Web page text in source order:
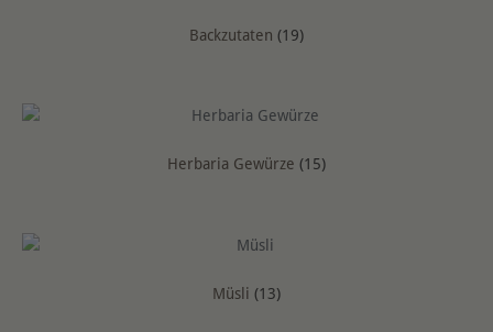
Backzutaten (19)
Herbaria Gewürze (15)
Müsli (13)